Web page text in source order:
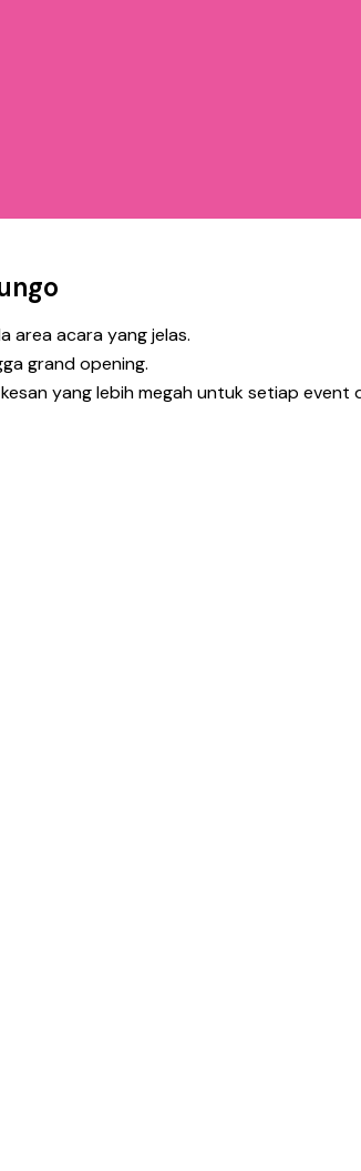
area acara yang jelas.
grand opening.
yang lebih megah untuk setiap event